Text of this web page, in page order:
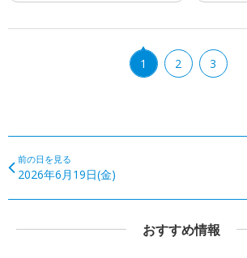
1 2 3
前の日を見る
2026年6月19日(金)
おすすめ情報